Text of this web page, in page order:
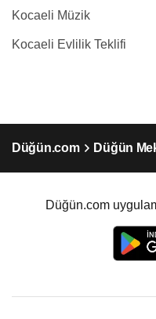
Kocaeli Müzik
Kocaeli Evlilik Teklifi
Düğün.com Düğün
Düğün.com